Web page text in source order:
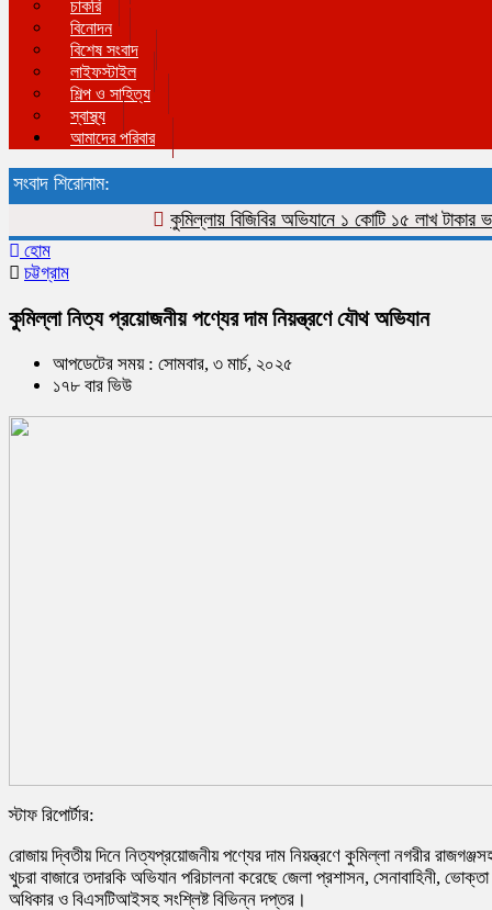
চাকরি
বিনোদন
বিশেষ সংবাদ
লাইফস্টাইল
শিল্প ও সাহিত্য
স্বাস্থ্য
আমাদের পরিবার
সংবাদ শিরোনাম:
কুমিল্লায় বিজিবির অভিযানে ১ কোটি ১৫ লাখ টাকার
হোম
চট্টগ্রাম
কুমিল্লা নিত্য প্রয়োজনীয় পণ্যের দাম নিয়ন্ত্রণে যৌথ অভিযান
আপডেটের সময় : সোমবার, ৩ মার্চ, ২০২৫
১৭৮ বার ভিউ
স্টাফ রিপোর্টার:
রোজায় দ্বিতীয় দিনে নিত্যপ্রয়োজনীয় পণ্যের দাম নিয়ন্ত্রণে কুমিল্লা নগরীর
খুচরা বাজারে তদারকি অভিযান পরিচালনা করেছে জেলা প্রশাসন, সেনাবাহিনী, ভোক্তা
অধিকার ও বিএসটিআইসহ সংশ্লিষ্ট বিভিন্ন দপ্তর।